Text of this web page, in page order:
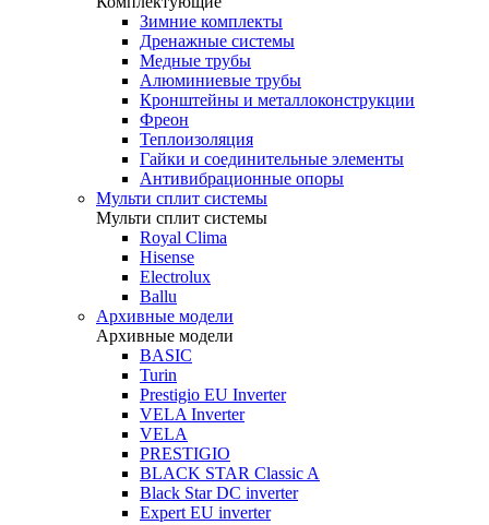
Зимние комплекты
Дренажные системы
Медные трубы
Алюминиевые трубы
Кронштейны и металлоконструкции
Фреон
Теплоизоляция
Гайки и соединительные элементы
Антивибрационные опоры
Мульти сплит системы
Мульти сплит системы
Royal Clima
Hisense
Electrolux
Ballu
Архивные модели
Архивные модели
BASIC
Turin
Prestigio EU Inverter
VELA Inverter
VELA
PRESTIGIO
BLACK STAR Classic A
Black Star DC inverter
Expert EU inverter